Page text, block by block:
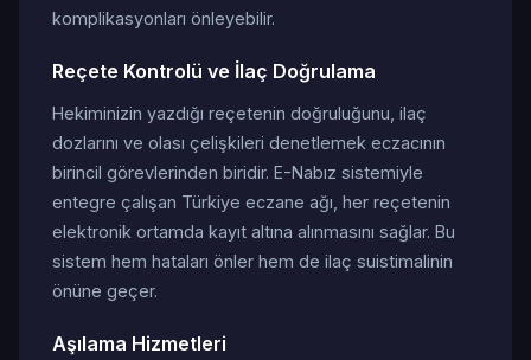
komplikasyonları önleyebilir.
Reçete Kontrolü ve İlaç Doğrulama
Hekiminizin yazdığı reçetenin doğruluğunu, ilaç
dozlarını ve olası çelişkileri denetlemek eczacının
birincil görevlerinden biridir. E-Nabız sistemiyle
entegre çalışan Türkiye eczane ağı, her reçetenin
elektronik ortamda kayıt altına alınmasını sağlar. Bu
sistem hem hataları önler hem de ilaç suistimalinin
önüne geçer.
Aşılama Hizmetleri